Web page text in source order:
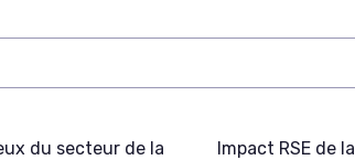
du secteur de la
Impact RSE de la